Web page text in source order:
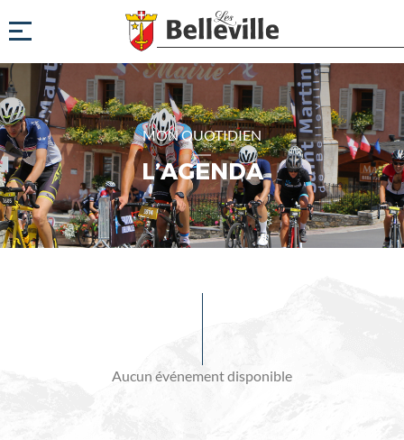
MON QUOTIDIEN
L’AGENDA
Aucun événement disponible